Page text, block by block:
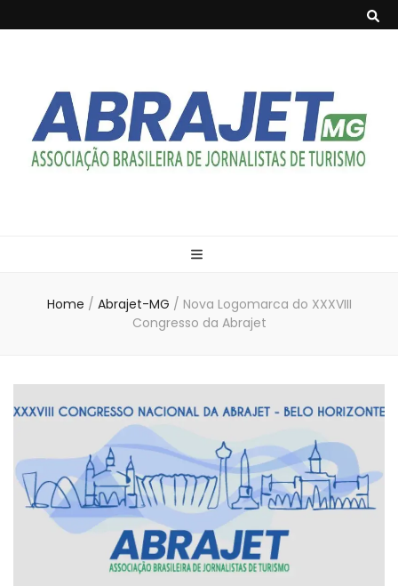
Home / Abrajet-MG / Nova Logomarca do XXXVIII
Congresso da Abrajet